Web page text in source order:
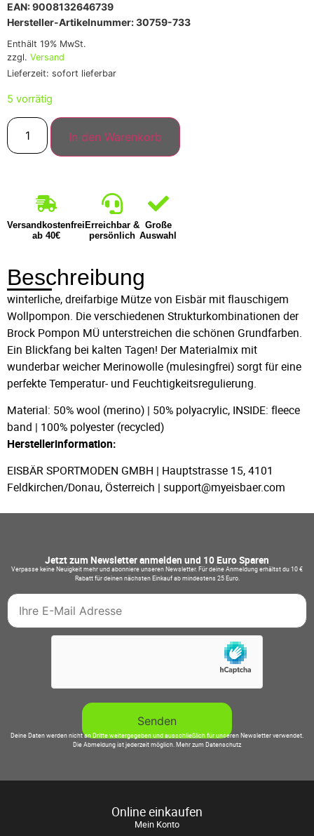
EAN: 9008132646739
Hersteller-Artikelnummer: 30759-733
Enthält 19% MwSt.
zzgl. Versand
Lieferzeit: sofort lieferbar
5 vorrätig
In den Warenkorb
Versandkostenfrei
ab 40€
Erreichbar &
persönlich
Große
Auswahl
Beschreibung
winterliche, dreifarbige Mütze von Eisbär mit flauschigem
Wollpompon. Die verschiedenen Strukturkombinationen der
Brock Pompon MÜ unterstreichen die schönen Grundfarben.
Ein Blickfang bei kalten Tagen! Der Materialmix mit
wunderbar weicher Merinowolle (mulesingfrei) sorgt für eine
perfekte Temperatur- und Feuchtigkeitsregulierung.
Material: 50% wool (merino) | 50% polyacrylic, INSIDE: fleece
band | 100% polyester (recycled)
Herstellerinformation:
EISBÄR SPORTMODEN GMBH | Hauptstrasse 15, 4101
Feldkirchen/Donau, Österreich | support@myeisbaer.com
Jetzt zum Newsletter anmelden und 10 Euro Sparen
Verpasse keine Neuigkeit mehr und abonniere unseren Newsletter. Für deine Anmeldung erhältst du 10 €
Rabatt für deinen nächsten Einkauf ab mindestens 25 Euro.
Deine Daten werden nicht an Dritte weitergegeben und ausschließlich für unseren Newsletter verwendet.
Die Abmeldung ist jederzeit möglich.Mehr zum Datenschutz
Online einkaufen
Mein Konto